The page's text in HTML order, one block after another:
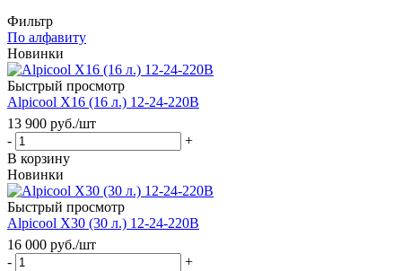
Фильтр
По алфавиту
Новинки
Быстрый просмотр
Alpicool Х16 (16 л.) 12-24-220В
13 900 руб./шт
-
+
В корзину
Новинки
Быстрый просмотр
Alpicool Х30 (30 л.) 12-24-220В
16 000 руб./шт
-
+